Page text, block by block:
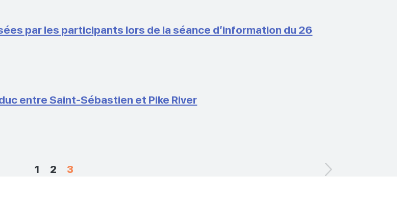
par les participants lors de la séance d’information du 26
entre Saint-Sébastien et Pike River
1 2 3